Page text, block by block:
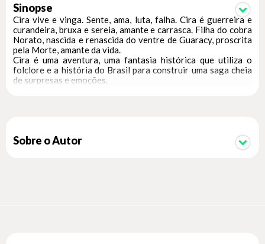
Sinopse
Cira vive e vinga. Sente, ama, luta, falha. Cira é guerreira e
curandeira, bruxa e sereia, amante e carrasca. Filha do cobra
Norato, nascida e renascida do ventre de Guaracy, proscrita
pela Morte, amante da vida.
Cira é uma aventura, uma fantasia histórica que utiliza o
folclore e a história do Brasil para construir uma saga cheia
de surpresas e emoções.
Sobre o Autor